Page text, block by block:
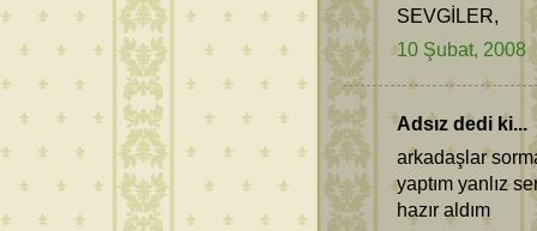
SEVGİLER,
10 Şubat, 2008
Adsız dedi ki...
arkadaşlar
yaptım yanlız
hazır aldım